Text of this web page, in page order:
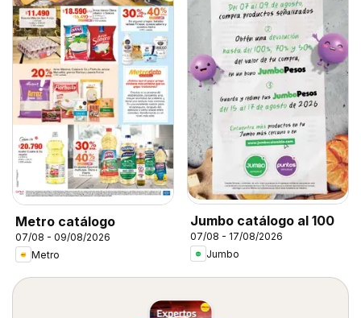
Metro catálogo
07/08 - 09/08/2026
Metro
Jumbo catálogo al 100
07/08 - 17/08/2026
Jumbo